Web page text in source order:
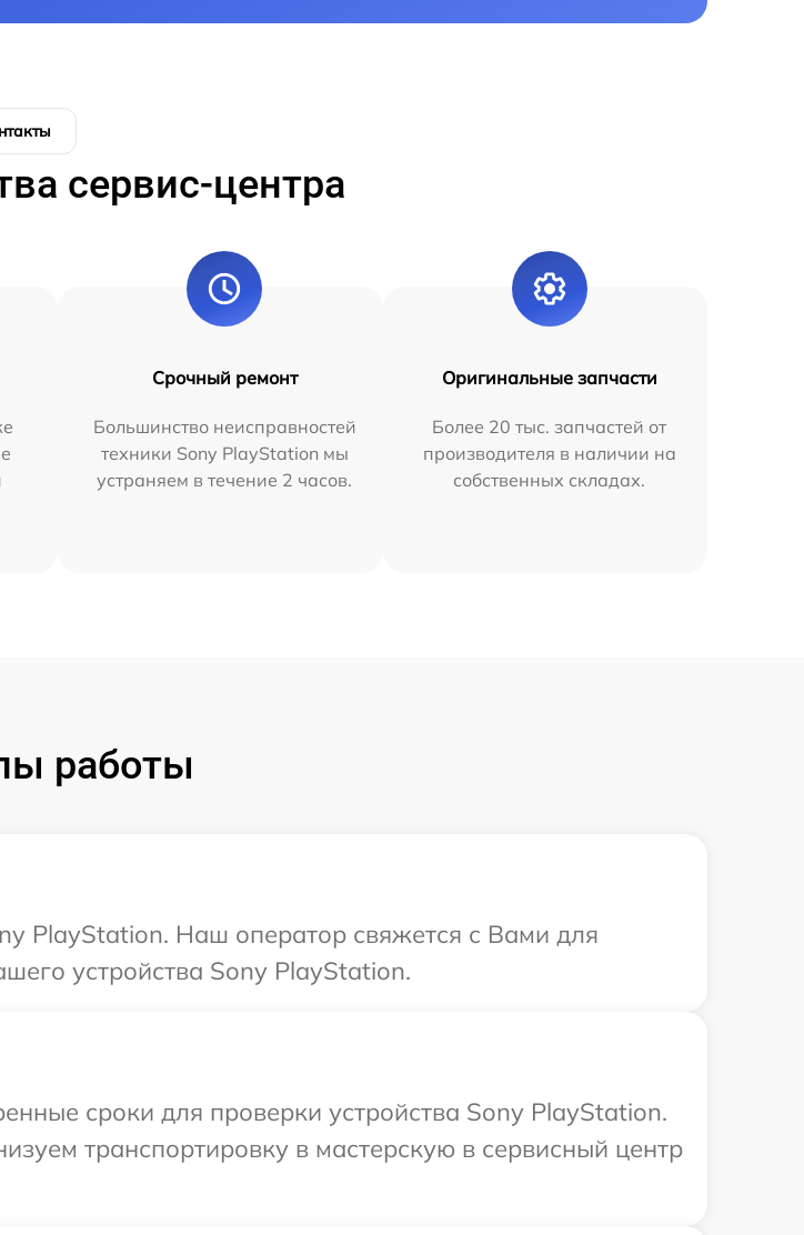
сервис-центра
Срочный ремонт
Большинство неисправностей
техники Sony PlayStation мы
устраняем в течение 2 часов.
Оригинальные запчасти
Более 20 тыс. запчастей от
производителя в наличии на
собственных складах.
работы
PlayStation. Наш оператор свяжется с Вами для
устройства Sony PlayStation.
сроки для проверки устройства Sony PlayStation.
транспортировку в мастерскую в сервисный центр